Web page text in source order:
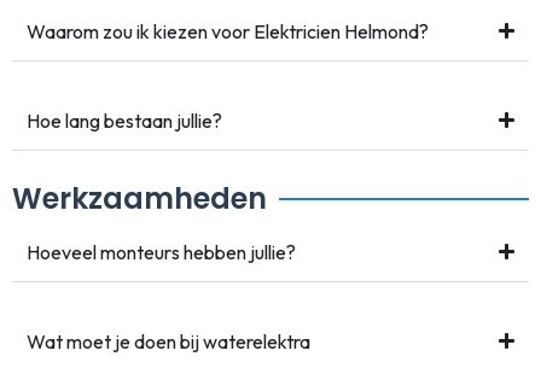
Waarom zou ik kiezen voor Elektricien Helmond?
Hoe lang bestaan jullie?
Werkzaamheden
Hoeveel monteurs hebben jullie?
Wat moet je doen bij waterelektra